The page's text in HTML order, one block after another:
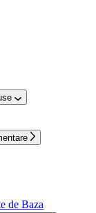
de Baza